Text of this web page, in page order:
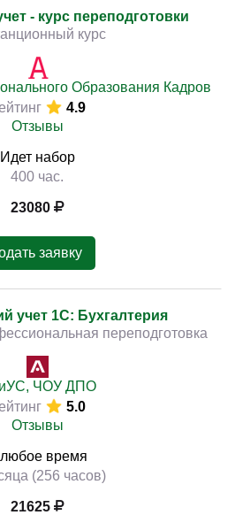
- курс переподготовки
курс
Образования Кадров
4.9
Отзывы
Идет набор
400 час.
23080
заявку
учет 1С: Бухгалтерия
переподготовка
ЧОУ ДПО
5.0
Отзывы
время
(256 часов)
21625